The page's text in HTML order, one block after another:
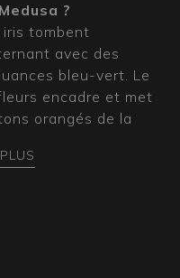
?
tombent
avec des
bleu-vert. Le
encadre et met
orangés de la
est modelé à la
uniques à chaque